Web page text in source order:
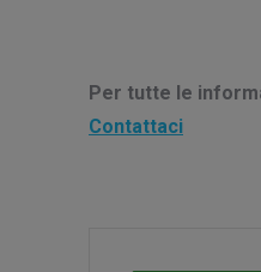
Per tutte le
Contattaci